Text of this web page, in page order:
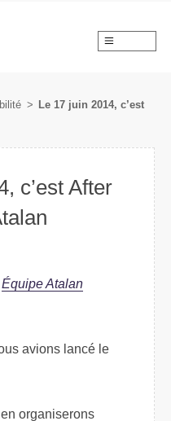
>
Le 17 juin 2014, c’est
c’est After
Équipe Atalan
avions lancé le
organiserons